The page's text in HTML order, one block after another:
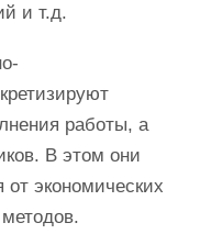
и т.д.
работы, а
В этом они
экономических